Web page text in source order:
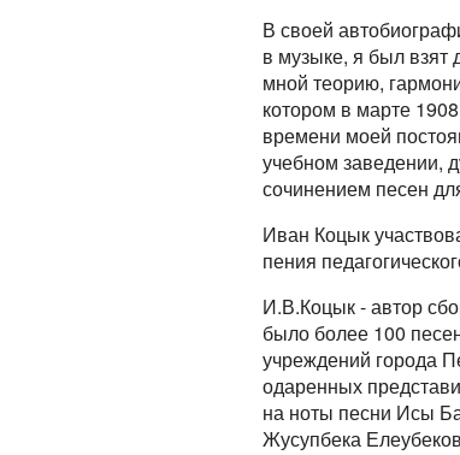
В своей
в музыке, я был взят
мной теорию,
котором в марте
времени моей
учебном заведении,
сочинением песен
Иван Коцык
пения
И.В.Коцык - автор
было более 100
учреждений города
одаренных
на ноты песни Исы
Жусупбека